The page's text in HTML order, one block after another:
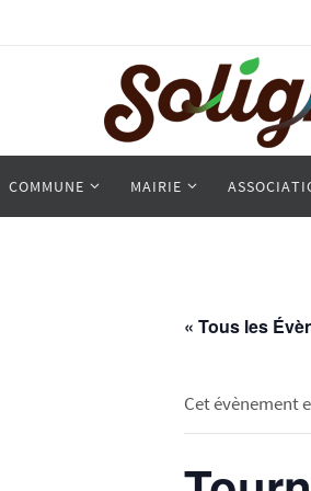
COMMUNE MAIRIE
« Tous les
Cet évènement